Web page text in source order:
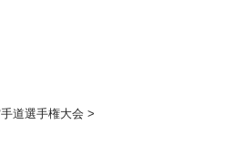
道選手権大会 >